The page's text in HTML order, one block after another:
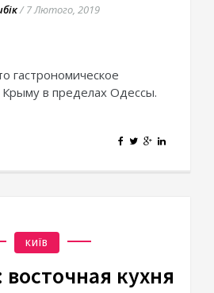
/7 Лютого, 2019
гастрономическое
в пределах Одессы.
КИЇВ
кухня